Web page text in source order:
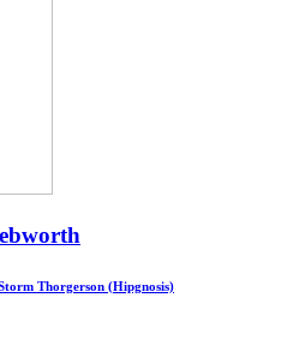
Thorgerson (Hipgnosis)